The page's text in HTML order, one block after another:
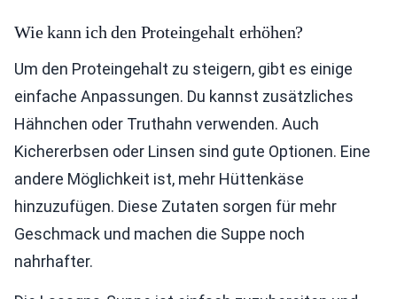
Wie kann ich den Proteingehalt erhöhen?
Um den Proteingehalt zu steigern, gibt es einige
einfache Anpassungen. Du kannst zusätzliches
Hähnchen oder Truthahn verwenden. Auch
Kichererbsen oder Linsen sind gute Optionen. Eine
andere Möglichkeit ist, mehr Hüttenkäse
hinzuzufügen. Diese Zutaten sorgen für mehr
Geschmack und machen die Suppe noch
nahrhafter.